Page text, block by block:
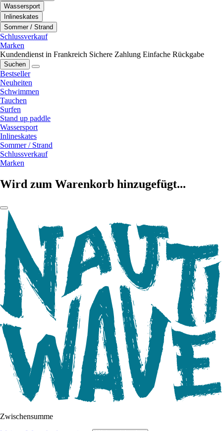
Wassersport
Inlineskates
Sommer / Strand
Schlussverkauf
Marken
Kundendienst in Frankreich Sichere Zahlung Einfache Rückgabe
Suchen
Bestseller
Neuheiten
Schwimmen
Tauchen
Surfen
Stand up paddle
Wassersport
Inlineskates
Sommer / Strand
Schlussverkauf
Marken
Wird zum Warenkorb hinzugefügt...
Zwischensumme